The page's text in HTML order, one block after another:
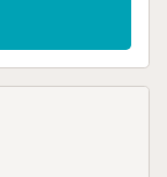
feriehuset
TV. Barneseng